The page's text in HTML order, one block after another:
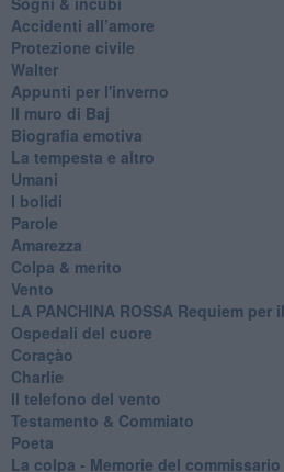
Accidenti all’amore
Protezione civile
Walter
Appunti per l'inverno
Il muro di Baj
Biografia emotiva
La tempesta e altro
Umani
I bolidi
Parole
Amarezza
Colpa & merito
Vento
​LA PANCHINA ROSSA Requiem per
Ospedali del cuore
Coraçào
Charlie
Il telefono del vento
Testamento & Commiato
Poeta
​La colpa - Memorie del commissario